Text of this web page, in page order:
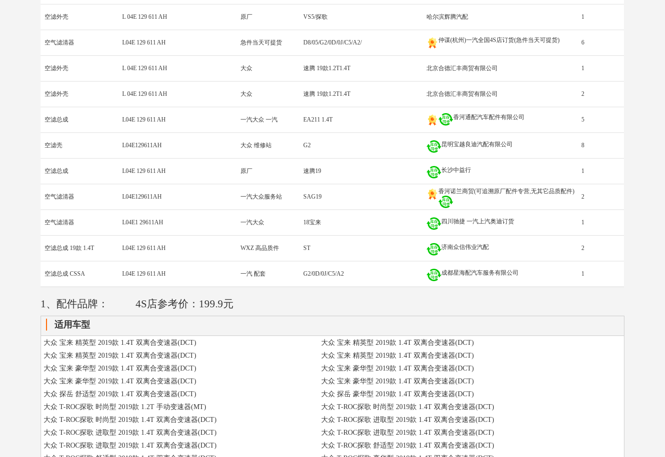
空滤外壳 L 04E 129 611 AH 原厂 VS5/探歌 哈尔滨辉腾汽配 1
空气滤清器 L04E 129 611 AH 急件当天可提货 D8/05/G2/0D/0J/C5/A2/ 仲谋(杭州)一汽全国4S店订货(急件当天可提货) 6
空滤外壳 L 04E 129 611 AH 大众 速腾 19款1.2T1.4T 北京合德汇丰商贸有限公司 1
空滤外壳 L 04E 129 611 AH 大众 速腾 19款1.2T1.4T 北京合德汇丰商贸有限公司 2
空滤总成 L04E 129 611 AH 一汽大众 一汽 EA211 1.4T 香河通配汽车配件有限公司 5
空滤壳 L04E129611AH 大众 维修站 G2 昆明宝越良迪汽配有限公司 8
空滤总成 L04E 129 611 AH 原厂 速腾19 长沙中益行 1
空气滤清器 L04E129611AH 一汽大众服务站 SAG19
香河诺兰商贸(可追溯原厂配件专营,无其它品质配件)
2
空气滤清器 L04E1 29611AH 一汽大众 18宝来 四川驰捷 一汽上汽奥迪订货 1
空滤总成 19款 1.4T L04E 129 611 AH WXZ 高品质件 ST 济南众信伟业汽配 2
空滤总成 CSSA L04E 129 611 AH 一汽 配套 G2/0D/0J/C5/A2 成都星海配汽车服务有限公司 1
1、配件品牌： 4S店参考价：199.9元
适用车型
大众 宝来 精英型 2019款 1.4T 双离合变速器(DCT)
大众 宝来 精英型 2019款 1.4T 双离合变速器(DCT)
大众 宝来 精英型 2019款 1.4T 双离合变速器(DCT)
大众 宝来 精英型 2019款 1.4T 双离合变速器(DCT)
大众 宝来 豪华型 2019款 1.4T 双离合变速器(DCT)
大众 宝来 豪华型 2019款 1.4T 双离合变速器(DCT)
大众 宝来 豪华型 2019款 1.4T 双离合变速器(DCT)
大众 宝来 豪华型 2019款 1.4T 双离合变速器(DCT)
大众 探岳 舒适型 2019款 1.4T 双离合变速器(DCT)
大众 探岳 豪华型 2019款 1.4T 双离合变速器(DCT)
大众 T-ROC探歌 时尚型 2019款 1.2T 手动变速器(MT)
大众 T-ROC探歌 时尚型 2019款 1.4T 双离合变速器(DCT)
大众 T-ROC探歌 时尚型 2019款 1.4T 双离合变速器(DCT)
大众 T-ROC探歌 进取型 2019款 1.4T 双离合变速器(DCT)
大众 T-ROC探歌 进取型 2019款 1.4T 双离合变速器(DCT)
大众 T-ROC探歌 进取型 2019款 1.4T 双离合变速器(DCT)
大众 T-ROC探歌 进取型 2019款 1.4T 双离合变速器(DCT)
大众 T-ROC探歌 舒适型 2019款 1.4T 双离合变速器(DCT)